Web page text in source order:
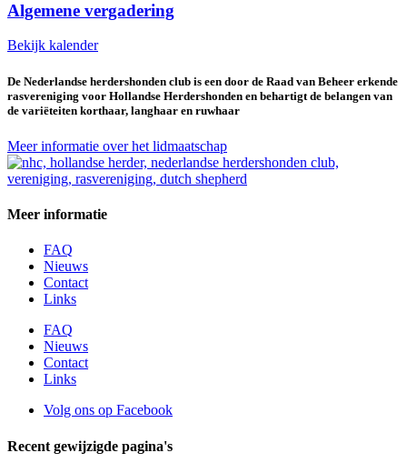
Algemene vergadering
Bekijk kalender
De Nederlandse herdershonden club is een door de Raad van Beheer erkende
rasvereniging voor Hollandse Herdershonden en behartigt de belangen van
de variëteiten korthaar, langhaar en ruwhaar
Meer informatie over het lidmaatschap
Meer informatie
FAQ
Nieuws
Contact
Links
FAQ
Nieuws
Contact
Links
Volg ons op Facebook
Recent gewijzigde pagina's